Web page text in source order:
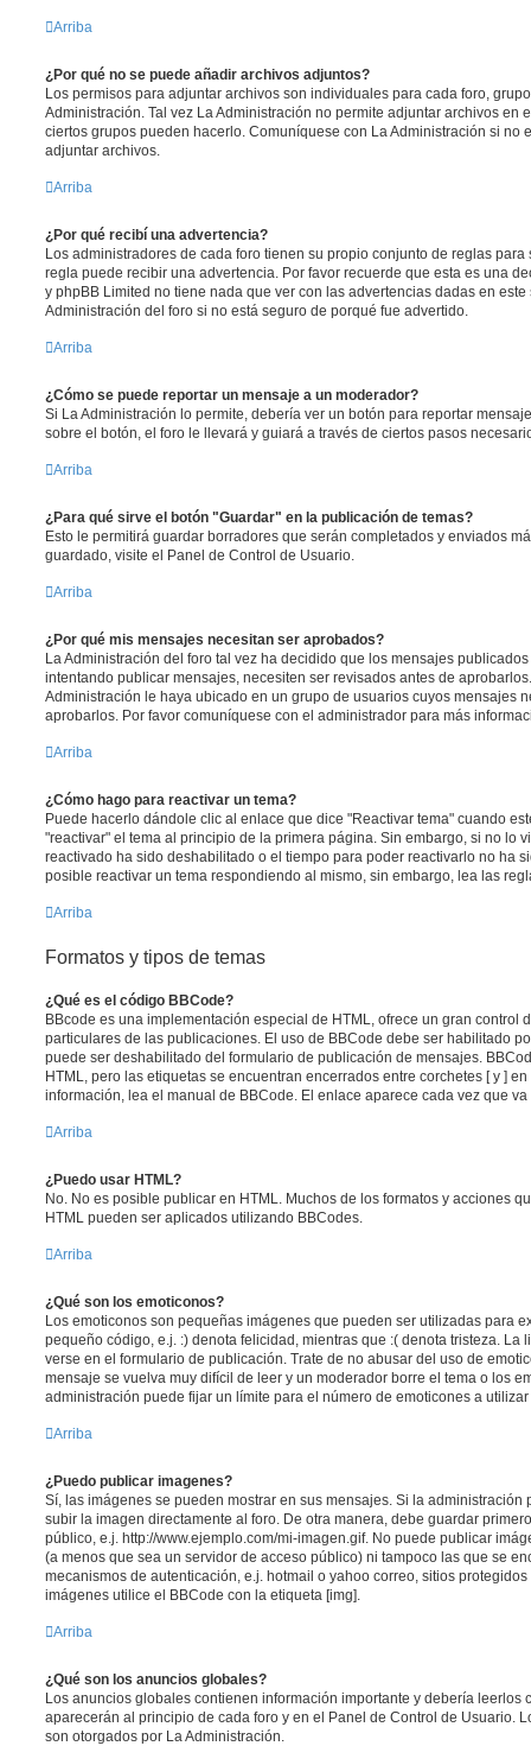
Arriba
¿Por qué no se puede añadir archivos adjuntos?
Los permisos para adjuntar archivos son individuales para cada foro,
Administración. Tal vez La Administración no permite adjuntar archivos en
ciertos grupos pueden hacerlo. Comuníquese con La Administración si no
adjuntar archivos.
Arriba
¿Por qué recibí una advertencia?
Los administradores de cada foro tienen su propio conjunto de reglas
regla puede recibir una advertencia. Por favor recuerde que esta es una
y phpBB Limited no tiene nada que ver con las advertencias dadas en
Administración del foro si no está seguro de porqué fue advertido.
Arriba
¿Cómo se puede reportar un mensaje a un moderador?
Si La Administración lo permite, debería ver un botón para reportar
sobre el botón, el foro le llevará y guiará a través de ciertos pasos
Arriba
¿Para qué sirve el botón "Guardar" en la publicación de temas?
Esto le permitirá guardar borradores que serán completados y enviados
guardado, visite el Panel de Control de Usuario.
Arriba
¿Por qué mis mensajes necesitan ser aprobados?
La Administración del foro tal vez ha decidido que los mensajes
intentando publicar mensajes, necesiten ser revisados antes de
Administración le haya ubicado en un grupo de usuarios cuyos mensajes
aprobarlos. Por favor comuníquese con el administrador para más
Arriba
¿Cómo hago para reactivar un tema?
Puede hacerlo dándole clic al enlace que dice "Reactivar tema" cuando
"reactivar" el tema al principio de la primera página. Sin embargo, si no lo
reactivado ha sido deshabilitado o el tiempo para poder reactivarlo no ha
posible reactivar un tema respondiendo al mismo, sin embargo, lea las
Arriba
Formatos y tipos de temas
¿Qué es el código BBCode?
BBcode es una implementación especial de HTML, ofrece un gran control
particulares de las publicaciones. El uso de BBCode debe ser habilitado
puede ser deshabilitado del formulario de publicación de mensajes.
HTML, pero las etiquetas se encuentran encerrados entre corchetes [ y ]
información, lea el manual de BBCode. El enlace aparece cada vez que
Arriba
¿Puedo usar HTML?
No. No es posible publicar en HTML. Muchos de los formatos y acciones
HTML pueden ser aplicados utilizando BBCodes.
Arriba
¿Qué son los emoticonos?
Los emoticonos son pequeñas imágenes que pueden ser utilizadas para
pequeño código, e.j. :) denota felicidad, mientras que :( denota tristeza. La
verse en el formulario de publicación. Trate de no abusar del uso de
mensaje se vuelva muy difícil de leer y un moderador borre el tema o los
administración puede fijar un límite para el número de emoticones a
Arriba
¿Puedo publicar imagenes?
Sí, las imágenes se pueden mostrar en sus mensajes. Si la administración
subir la imagen directamente al foro. De otra manera, debe guardar
público, e.j. http://www.ejemplo.com/mi-imagen.gif. No puede publicar
(a menos que sea un servidor de acceso público) ni tampoco las que se
mecanismos de autenticación, e.j. hotmail o yahoo correo, sitios
imágenes utilice el BBCode con la etiqueta [img].
Arriba
¿Qué son los anuncios globales?
Los anuncios globales contienen información importante y debería leerlos
aparecerán al principio de cada foro y en el Panel de Control de Usuario.
son otorgados por La Administración.